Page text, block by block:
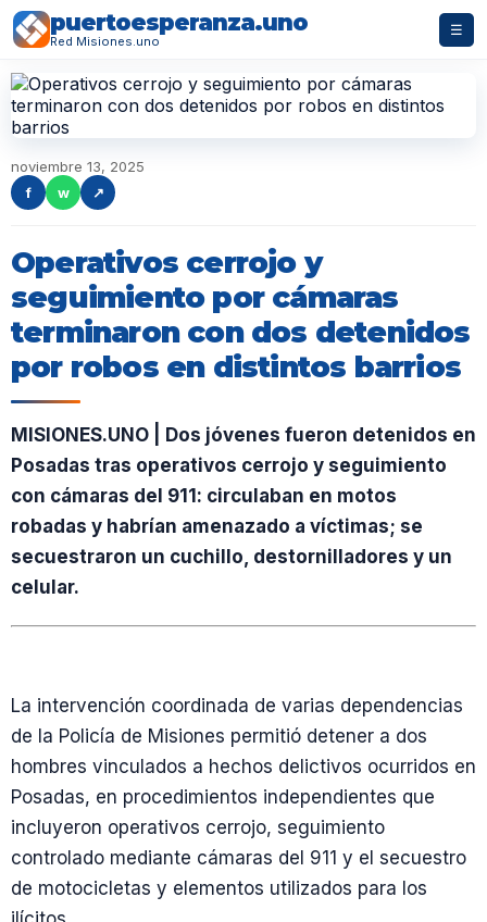
puertoesperanza.uno
Red Misiones.uno
☰
noviembre 13, 2025
f
w ↗
Operativos cerrojo y
seguimiento por cámaras
terminaron con dos detenidos
por robos en distintos barrios
MISIONES.UNO | Dos jóvenes fueron detenidos en
Posadas tras operativos cerrojo y seguimiento
con cámaras del 911: circulaban en motos
robadas y habrían amenazado a víctimas; se
secuestraron un cuchillo, destornilladores y un
celular.
La intervención coordinada de varias dependencias
de la Policía de Misiones permitió detener a dos
hombres vinculados a hechos delictivos ocurridos en
Posadas, en procedimientos independientes que
incluyeron operativos cerrojo, seguimiento
controlado mediante cámaras del 911 y el secuestro
de motocicletas y elementos utilizados para los